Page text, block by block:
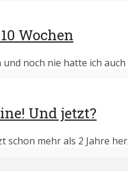
Wochen
und noch nie hatte ich
Und jetzt?
schon mehr als 2 Jahre